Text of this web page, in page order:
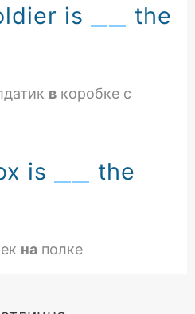
is
the
вкоробке с
is
the
наполке